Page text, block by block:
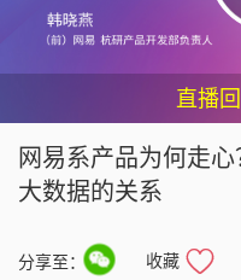
直播
网易系产品为何走
大数据的关系
分享至： 收藏